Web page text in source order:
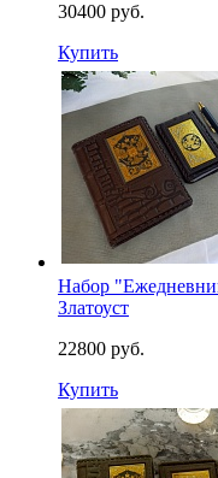
30400 руб.
Купить
Набор
Златоуст
22800 руб.
Купить